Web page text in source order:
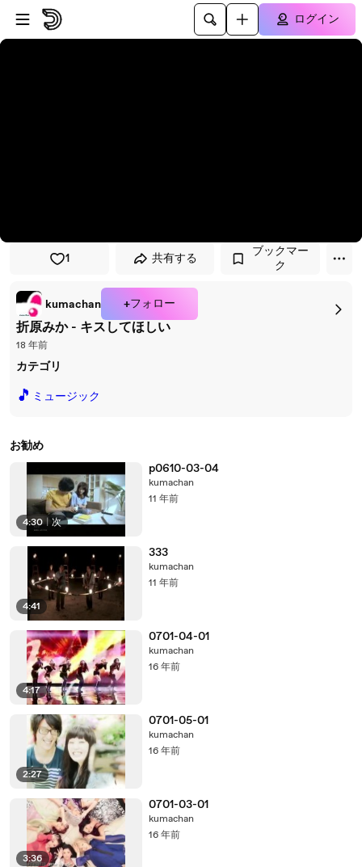
プレイヤーにスキップ
メインコンテンツにスキップ
ログイン
1 共有する
ブックマー
ク
kumachan +フォロー
折原みか - キスしてほしい
18 年前
カテゴリ
🎵 ミュージック
お勧め
4:30 | 次
p0610-03-04
kumachan
11 年前
4:41
333
kumachan
11 年前
4:17
0701-04-01
kumachan
16 年前
2:27
0701-05-01
kumachan
16 年前
3:36
0701-03-01
kumachan
16 年前